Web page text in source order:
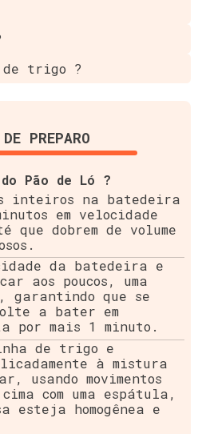
de trigo ?
DE PREPARO
Pão de Ló ?
inteiros na batedeira
em velocidade
dobrem de volume
da batedeira e
aos poucos, uma
garantindo que se
a bater em
por mais 1 minuto.
de trigo e
à mistura
usando movimentos
com uma espátula,
esteja homogênea e